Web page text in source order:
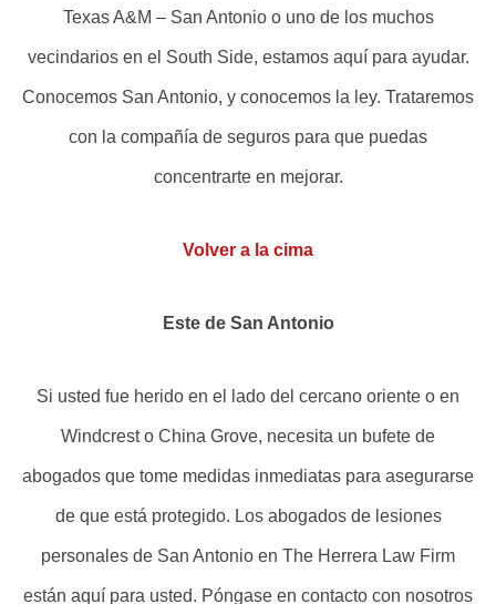
Texas A&M – San Antonio o uno de los muchos
vecindarios en el South Side, estamos aquí para ayudar.
Conocemos San Antonio, y conocemos la ley. Trataremos
con la compañía de seguros para que puedas
concentrarte en mejorar.
Volver a la cima
Este de San Antonio
Si usted fue herido en el lado del cercano oriente o en
Windcrest o China Grove, necesita un bufete de
abogados que tome medidas inmediatas para asegurarse
de que está protegido. Los abogados de lesiones
personales de San Antonio en The Herrera Law Firm
están aquí para usted. Póngase en contacto con nosotros